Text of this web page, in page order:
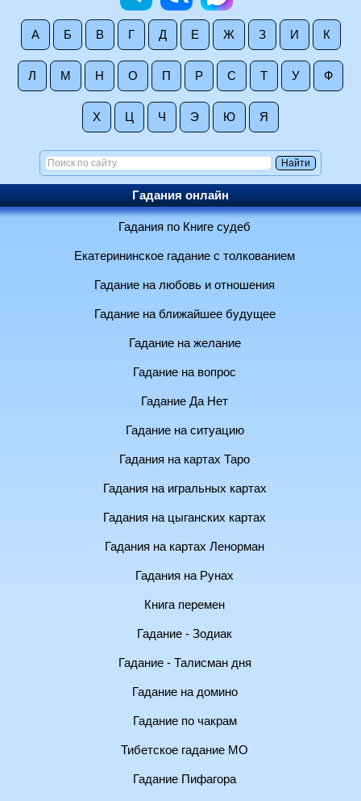
А Б В Г Д Е Ж З И К
Л М Н О П Р С Т У Ф
Х Ц Ч Э Ю Я
Гадания онлайн
Гадания по Книге судеб
Екатерининское гадание с толкованием
Гадание на любовь и отношения
Гадание на ближайшее будущее
Гадание на желание
Гадание на вопрос
Гадание Да Нет
Гадание на ситуацию
Гадания на картах Таро
Гадания на игральных картах
Гадания на цыганских картах
Гадания на картах Ленорман
Гадания на Рунах
Книга перемен
Гадание - Зодиак
Гадание - Талисман дня
Гадание на домино
Гадание по чакрам
Тибетское гадание МО
Гадание Пифагора